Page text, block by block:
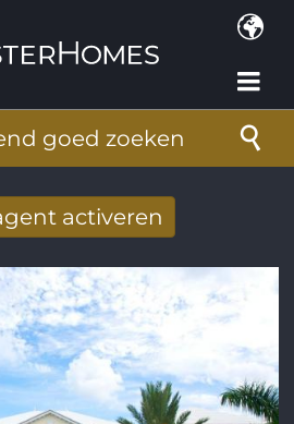
goed zoeken
activeren
mailadres*